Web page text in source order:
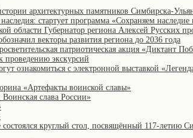
архитектурных памятников Симбирска-
стартует программа «Сохраняем наследие
области Губернатор региона Алексей Русских
векторы развития региона до 2036 года
патриотическая акция «Диктант
проведению экскурсий
ознакомиться с электронной выставкой
«Артефакты воинской славы»
слава России»
круглый стол, посвящённый 117-летию